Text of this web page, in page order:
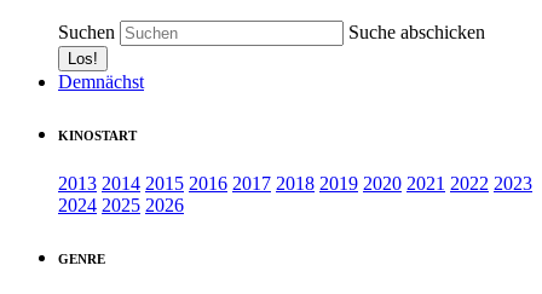
Suchen Suche abschicken
Demnächst
KINOSTART
2013 2014 2015 2016 2017 2018 2019 2020 2021 2022 2023
2024 2025 2026
GENRE